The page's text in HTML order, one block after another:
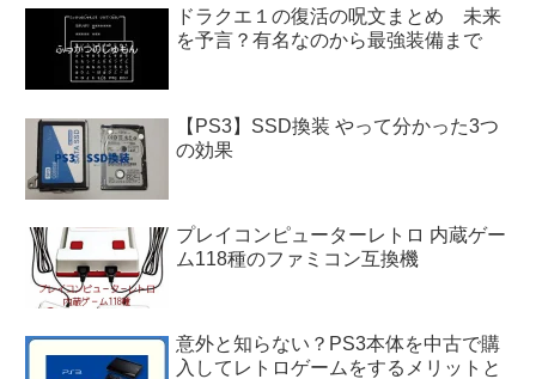
ドラクエ１の復活の呪文まとめ 未来
を予言？有名なのから最強装備まで
【PS3】SSD換装 やって分かった3つ
の効果
プレイコンピューターレトロ 内蔵ゲー
ム118種のファミコン互換機
意外と知らない？PS3本体を中古で購
入してレトロゲームをするメリットと